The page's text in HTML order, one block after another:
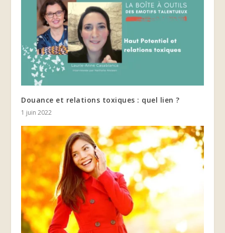
Douance et relations toxiques : quel lien ?
1 juin 2022